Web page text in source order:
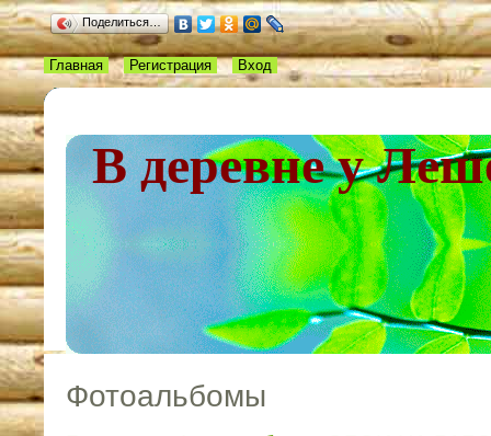
Поделиться…
В деревне у
Главная Регистрация Вход
Фотоальбомы